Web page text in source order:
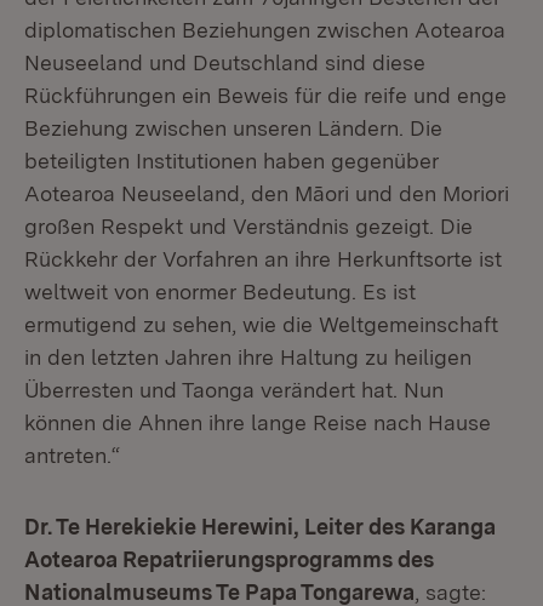
diplomatischen Beziehungen zwischen Aotearoa
Neuseeland und Deutschland sind diese
Rückführungen ein Beweis für die reife und enge
Beziehung zwischen unseren Ländern. Die
beteiligten Institutionen haben gegenüber
Aotearoa Neuseeland, den Māori und den Moriori
großen Respekt und Verständnis gezeigt. Die
Rückkehr der Vorfahren an ihre Herkunftsorte ist
weltweit von enormer Bedeutung. Es ist
ermutigend zu sehen, wie die Weltgemeinschaft
in den letzten Jahren ihre Haltung zu heiligen
Überresten und Taonga verändert hat. Nun
können die Ahnen ihre lange Reise nach Hause
antreten.“
Dr. Te Herekiekie Herewini, Leiter des Karanga
Aotearoa Repatriierungsprogramms des
Nationalmuseums Te Papa Tongarewa , sagte: